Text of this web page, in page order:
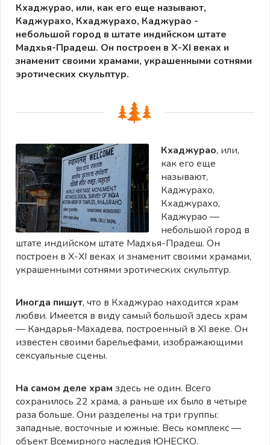
Кхаджурао, или, как его еще называют,
Каджурахо, Кхаджурахо, Каджурао -
небольшой город в штате индийском штате
Мадхья-Прадеш. Он построен в X-XI веках и
знаменит своими храмами, украшенными сотнями
эротических скульптур.
Кхаджурао, или,
как его еще
называют,
Каджурахо,
Кхаджурахо,
Каджурао —
небольшой город в
штате индийском штате Мадхья-Прадеш. Он
построен в X-XI веках и знаменит своими храмами,
украшенными сотнями эротических скульптур.
Иногда пишут, что в Кхаджурао находится храм
любви. Имеется в виду самый большой здесь храм
— Кандарья-Махадева, построенный в XI веке. Он
известен своими барельефами, изображающими
сексуальные сцены.
На самом деле храм здесь не один. Всего
сохранилось 22 храма, а раньше их было в четыре
раза больше. Они разделены на три группы:
западные, восточные и южные. Весь комплекс —
объект Всемирного наследия ЮНЕСКО.